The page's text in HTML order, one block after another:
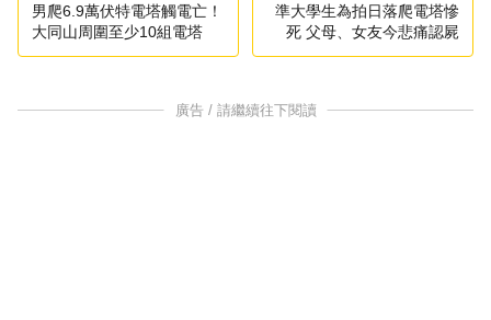
男爬6.9萬伏特電塔觸電亡！
大同山周圍至少10組電塔
準大學生為拍日落爬電塔慘
死 父母、女友今悲痛認屍
廣告 / 請繼續往下閱讀